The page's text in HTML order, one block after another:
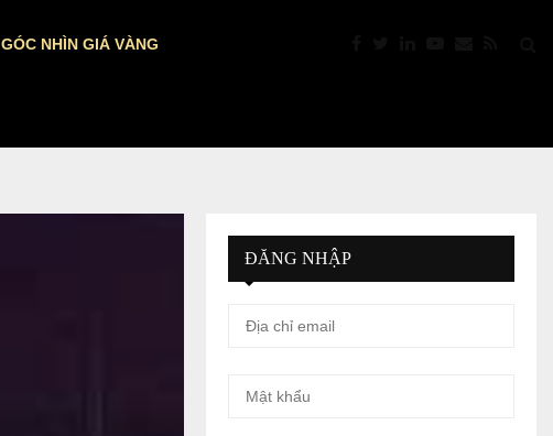
GÓC NHÌN GIÁ VÀNG
ĐĂNG NHẬP